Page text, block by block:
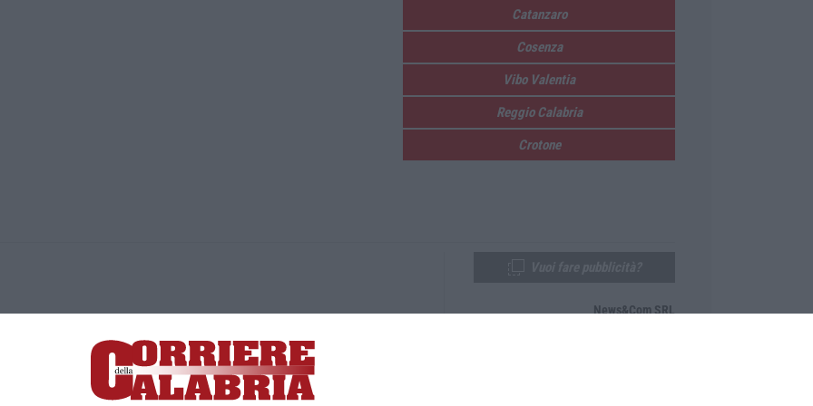
Catanzaro
Cosenza
Vibo Valentia
Reggio Calabria
Crotone
Lamezia Terme (CZ)
responsabile Paola Militano |Privacy
News&Com SRL